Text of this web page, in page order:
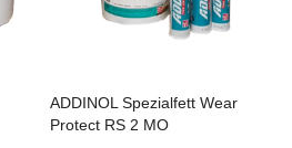
ZU
In den Einkaufswagen
ADDINOL Spezialfett Wear
Protect RS 2 MO